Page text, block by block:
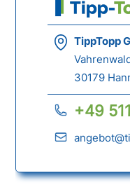
TippTopp
30179
+49